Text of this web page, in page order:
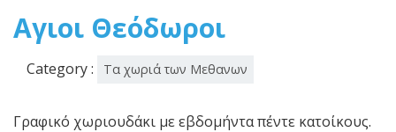
2015
Αγιοι Θεόδωροι
Category : Τα χωριά των Μεθανων
Γραφικό χωριουδάκι με εβδομήντα πέντε κατοίκους.